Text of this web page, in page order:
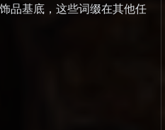
品基底，这些词缀在其他任